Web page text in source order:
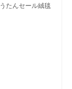
たんセール絨毯